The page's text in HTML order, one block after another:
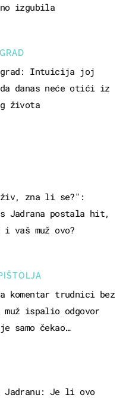
zna li se?":
s Jadrana postala hit,
vaš muž ovo?
komentar trudnici bez
muž ispalio odgovor
samo čekao…
Jadranu: Je li ovo
izgubila
grad: Intuicija joj
danas neće otići iz
života